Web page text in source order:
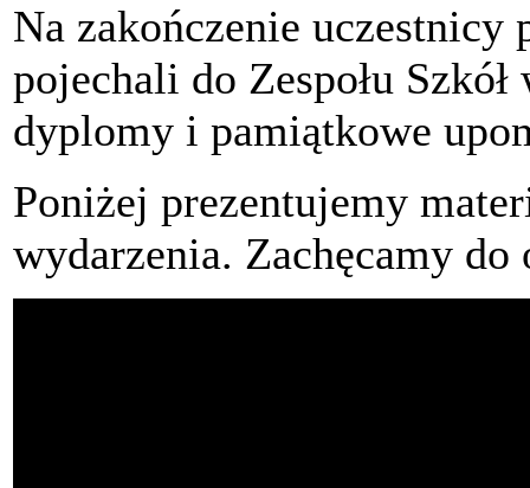
Na zakończenie uczestnicy
pojechali do Zespołu
dyplomy i pamiątkowe
Poniżej prezentujemy
wydarzenia. Zachęcamy do